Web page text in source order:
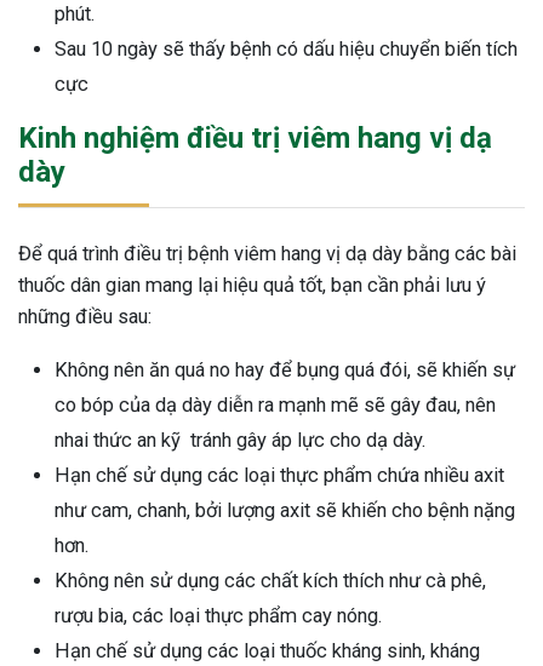
phút.
Sau 10 ngày sẽ thấy bệnh có dấu hiệu chuyển biến tích
cực
Kinh nghiệm điều trị viêm hang vị dạ
dày
Để quá trình điều trị bệnh viêm hang vị dạ dày bằng các bài
thuốc dân gian mang lại hiệu quả tốt, bạn cần phải lưu ý
những điều sau:
Không nên ăn quá no hay để bụng quá đói, sẽ khiến sự
co bóp của dạ dày diễn ra mạnh mẽ sẽ gây đau, nên
nhai thức an kỹ tránh gây áp lực cho dạ dày.
Hạn chế sử dụng các loại thực phẩm chứa nhiều axit
như cam, chanh, bởi lượng axit sẽ khiến cho bệnh nặng
hơn.
Không nên sử dụng các chất kích thích như cà phê,
rượu bia, các loại thực phẩm cay nóng.
Hạn chế sử dụng các loại thuốc kháng sinh, kháng